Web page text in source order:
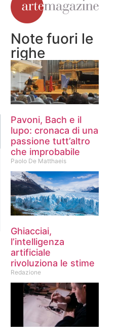
Note fuori le
righe
Pavoni, Bach e il
lupo: cronaca di una
passione tutt’altro
che improbabile
Paolo De Matthaeis
Ghiacciai,
l’intelligenza
artificiale
rivoluziona le stime
Redazione